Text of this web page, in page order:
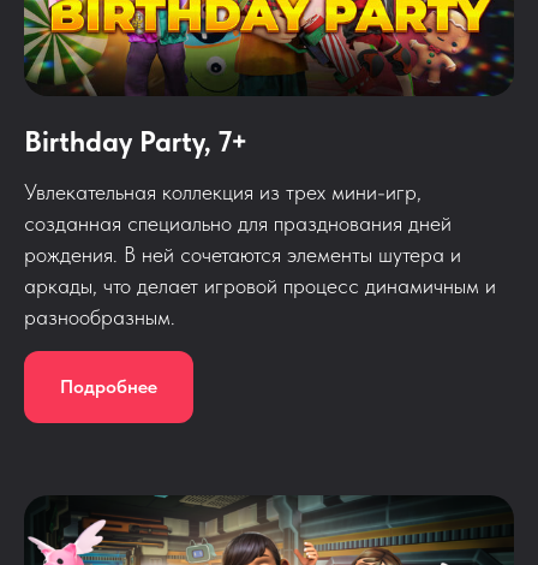
Birthday Party, 7+
Увлекательная коллекция из трех мини-игр,
созданная специально для празднования дней
рождения. В ней сочетаются элементы шутера и
аркады, что делает игровой процесс динамичным и
разнообразным.
Подробнее